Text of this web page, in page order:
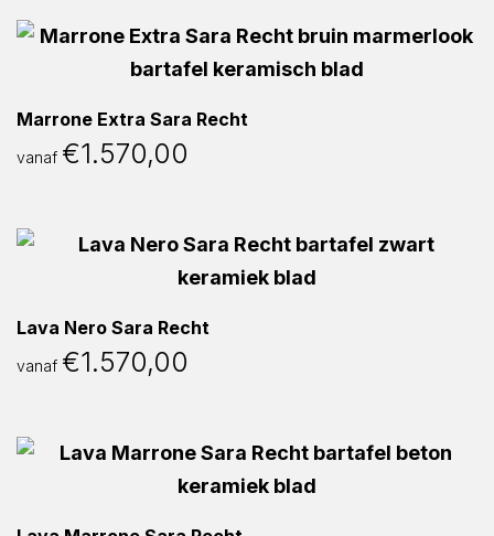
Marrone Extra Sara Recht
vanaf €1.570,00
Lava Nero Sara Recht
vanaf €1.570,00